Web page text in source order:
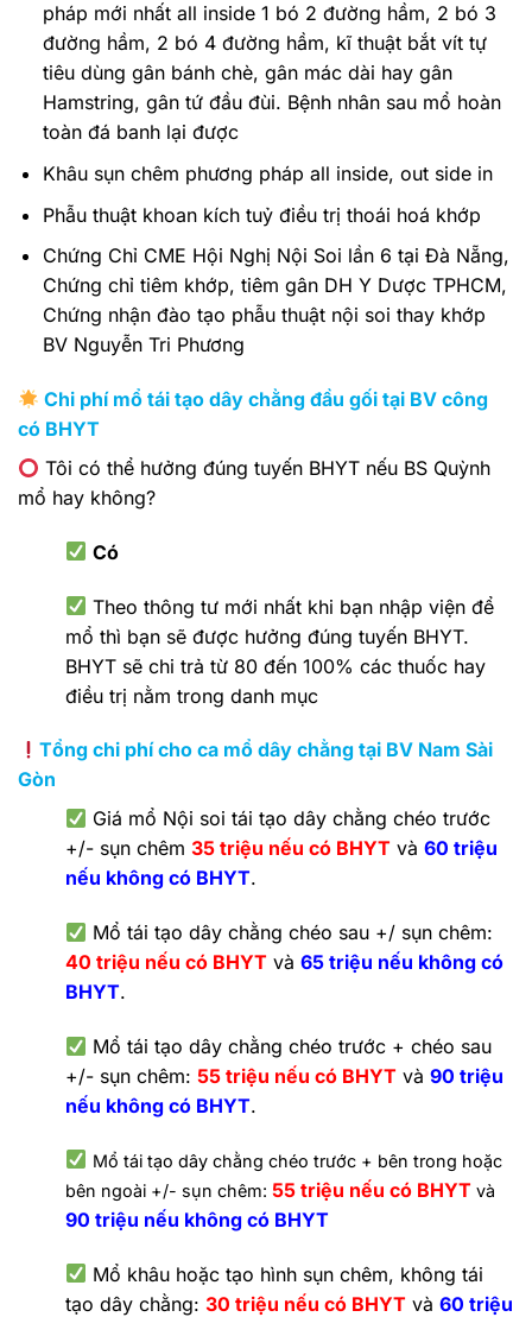
pháp mới nhất all inside 1 bó 2 đường hầm, 2 bó 3
đường hầm, 2 bó 4 đường hầm, kĩ thuật bắt vít tự
tiêu dùng gân bánh chè, gân mác dài hay gân
Hamstring, gân tứ đầu đùi. Bệnh nhân sau mổ hoàn
toàn đá banh lại được
Khâu sụn chêm phương pháp all inside, out side in
Phẫu thuật khoan kích tuỷ điều trị thoái hoá khớp
Chứng Chỉ CME Hội Nghị Nội Soi lần 6 tại Đà Nẵng,
Chứng chỉ tiêm khớp, tiêm gân DH Y Dược TPHCM,
Chứng nhận đào tạo phẫu thuật nội soi thay khớp
BV Nguyễn Tri Phương
Chi phí mổ tái tạo dây chằng đầu gối tại BV công
có BHYT
Tôi có thể hưởng đúng tuyến BHYT nếu BS Quỳnh
mổ hay không?
Có
Theo thông tư mới nhất khi bạn nhập viện để
mổ thì bạn sẽ được hưởng đúng tuyến BHYT.
BHYT sẽ chi trả từ 80 đến 100% các thuốc hay
điều trị nằm trong danh mục
Tổng chi phí cho ca mổ dây chằng tại BV Nam Sài
Gòn
Giá mổ Nội soi tái tạo dây chằng chéo trước
+/- sụn chêm 35 triệu nếu có BHYT và 60 triệu
nếu không có BHYT.
Mổ tái tạo dây chằng chéo sau +/ sụn chêm:
40 triệu nếu có BHYT và 65 triệu nếu không có
BHYT.
Mổ tái tạo dây chằng chéo trước + chéo sau
+/- sụn chêm: 55 triệu nếu có BHYT và 90 triệu
nếu không có BHYT.
Mổ tái tạo dây chằng chéo trước + bên trong hoặc
bên ngoài +/- sụn chêm: 55 triệu nếu có BHYT và
90 triệu nếu không có BHYT
Mổ khâu hoặc tạo hình sụn chêm, không tái
tạo dây chằng: 30 triệu nếu có BHYT và 60 triệu